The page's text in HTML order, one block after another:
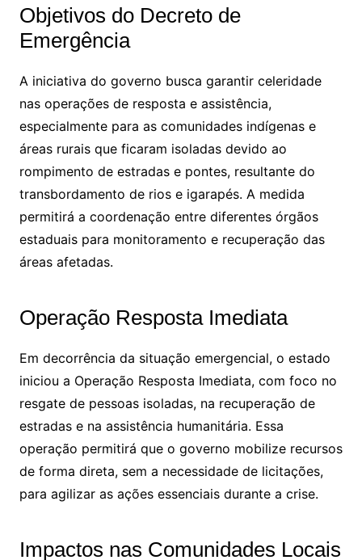
Objetivos do Decreto de
Emergência
A iniciativa do governo busca garantir celeridade
nas operações de resposta e assistência,
especialmente para as comunidades indígenas e
áreas rurais que ficaram isoladas devido ao
rompimento de estradas e pontes, resultante do
transbordamento de rios e igarapés. A medida
permitirá a coordenação entre diferentes órgãos
estaduais para monitoramento e recuperação das
áreas afetadas.
Operação Resposta Imediata
Em decorrência da situação emergencial, o estado
iniciou a Operação Resposta Imediata, com foco no
resgate de pessoas isoladas, na recuperação de
estradas e na assistência humanitária. Essa
operação permitirá que o governo mobilize recursos
de forma direta, sem a necessidade de licitações,
para agilizar as ações essenciais durante a crise.
Impactos nas Comunidades Locais